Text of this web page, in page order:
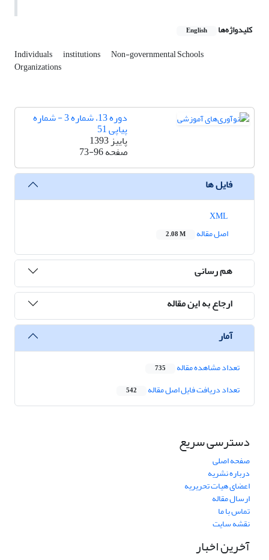
کلیدواژه‌ها English
Individuals institutions Non-governmental Schools
Organizations
دوره 13، شماره 3 - شماره
پیاپی 51
پاییز 1393
صفحه73-96
فایل ها
اصل مقاله
2.08 M
هم رسانی
ارجاع به این مقاله
آمار
تعداد مشاهده مقاله 735
تعداد دریافت فایل اصل مقاله 542
دسترسی سریع
صفحه اصلی
درباره نشریه
اعضای هیات تحریریه
ارسال مقاله
تماس با ما
نقشه سایت
آخرین اخبار